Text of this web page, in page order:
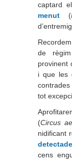
captard
menut (
de
provinent
i que les
tot
(Circus
nidificant
cens